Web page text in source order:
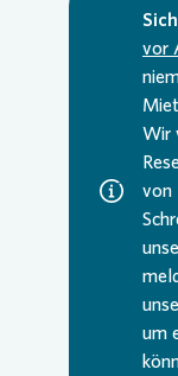
vor
Wir
von
um